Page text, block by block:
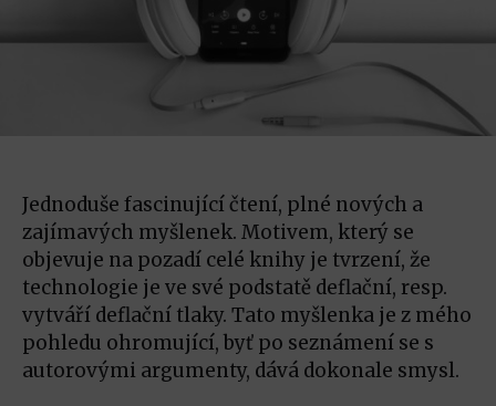
Jednoduše fascinující čtení, plné nových a
zajímavých myšlenek. Motivem, který se
objevuje na pozadí celé knihy je tvrzení, že
technologie je ve své podstatě deflační, resp.
vytváří deflační tlaky. Tato myšlenka je z mého
pohledu ohromující, byť po seznámení se s
autorovými argumenty, dává dokonale smysl.